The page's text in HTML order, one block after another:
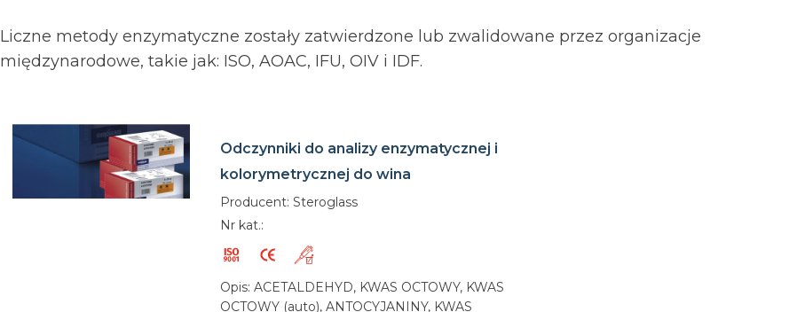
Liczne metody enzymatyczne zostały zatwierdzone lub zwalidowane przez organizacje
międzynarodowe, takie jak: ISO, AOAC, IFU, OIV i IDF.
Odczynniki do analizy enzymatycznej i
kolorymetrycznej do wina
Producent: Steroglass
Nr kat.:
Opis: ACETALDEHYD, KWAS OCTOWY, KWAS
OCTOWY (auto), ANTOCYJANINY, KWAS